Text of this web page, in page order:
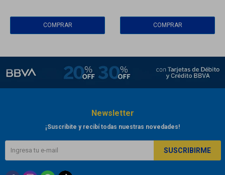
Newsletter
¡Suscribite y recibí todas nuestras novedades!
SUSCRIBIRME